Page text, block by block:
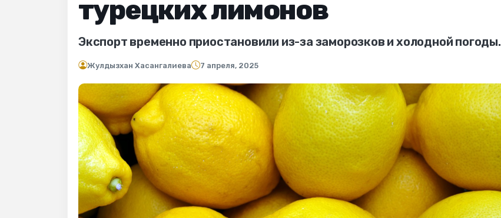
турецких лимонов
Экспорт временно приостановили из-за заморозков и холодной погоды.
Жулдызхан Хасангалиева 7 апреля, 2025